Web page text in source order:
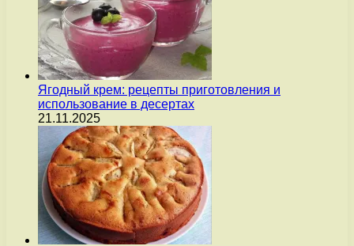
Ягодный крем: рецепты приготовления и
использование в десертах
21.11.2025